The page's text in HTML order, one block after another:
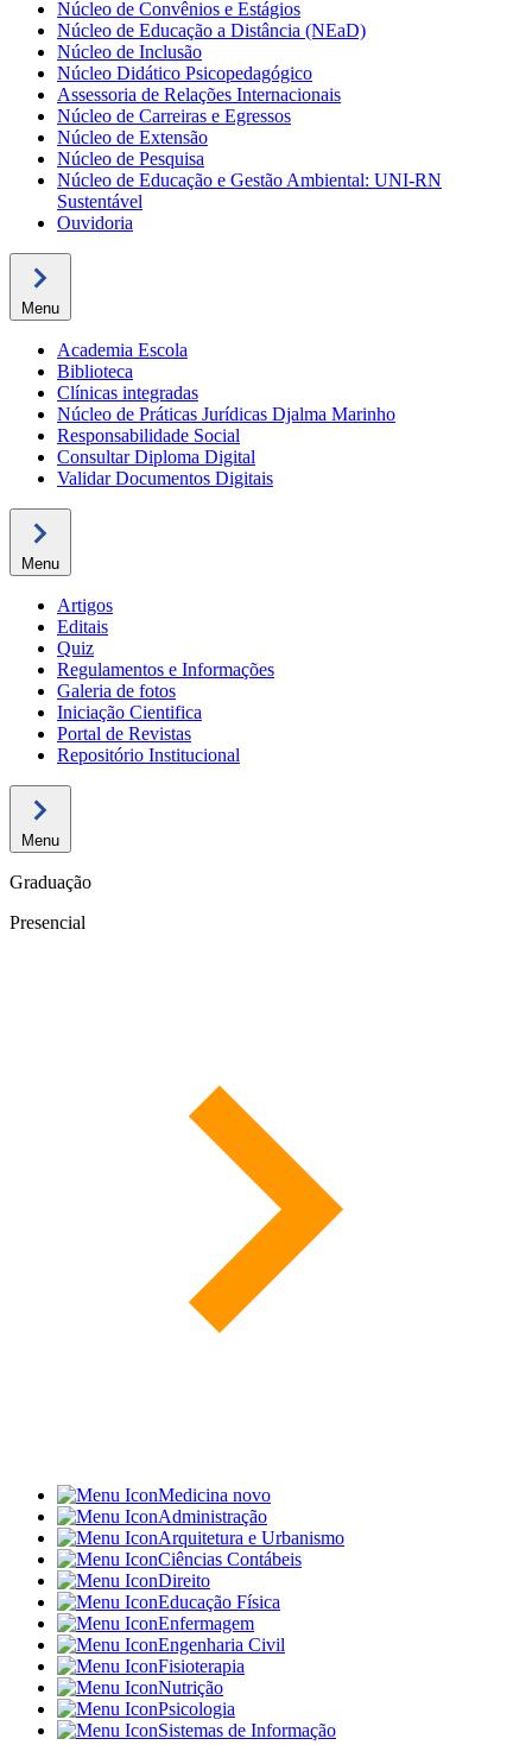
Núcleo de Convênios e Estágios
Núcleo de Educação a Distância (NEaD)
Núcleo de Inclusão
Núcleo Didático Psicopedagógico
Assessoria de Relações Internacionais
Núcleo de Carreiras e Egressos
Núcleo de Extensão
Núcleo de Pesquisa
Núcleo de Educação e Gestão Ambiental: UNI-RN
Sustentável
Ouvidoria
Menu
Academia Escola
Biblioteca
Clínicas integradas
Núcleo de Práticas Jurídicas Djalma Marinho
Responsabilidade Social
Consultar Diploma Digital
Validar Documentos Digitais
Menu
Artigos
Editais
Quiz
Regulamentos e Informações
Galeria de fotos
Iniciação Cientifica
Portal de Revistas
Repositório Institucional
Menu
Graduação
Presencial
Medicina novo
Administração
Arquitetura e Urbanismo
Ciências Contábeis
Direito
Educação Física
Enfermagem
Engenharia Civil
Fisioterapia
Nutrição
Psicologia
Sistemas de Informação